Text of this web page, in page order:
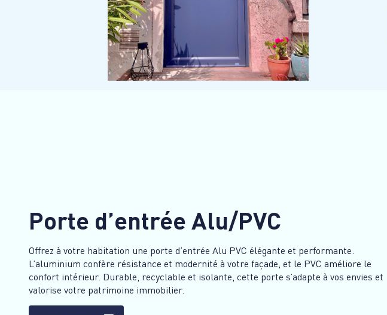
Porte d’entrée Alu/PVC
Offrez à votre habitation une porte d’entrée Alu PVC élégante et performante.
L’aluminium confère résistance et modernité à votre façade, et le PVC améliore le
confort intérieur. Durable, recyclable et isolante, cette porte s’adapte à vos envies et
valorise votre patrimoine immobilier.